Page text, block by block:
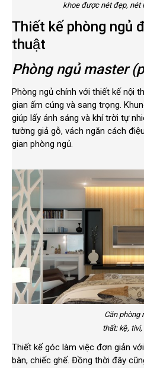
khoe được nét đẹp, nét
Thiết kế phòng ngủ
thuật
Phòng ngủ master
Phòng ngủ chính với thiết kế nội
gian ấm cúng và sang trọng.
giúp lấy ánh sáng và khí trời tự
tường giả gỗ, vách ngăn cách
gian phòng ngủ.
Căn phòng ngủ đầy
thất: kệ,
Thiết kế góc làm việc đơn giản
bàn, chiếc ghế. Đồng thời đây